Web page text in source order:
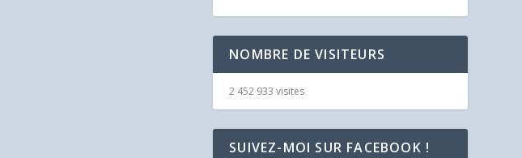
NOMBRE DE VISITEURS
2 452 933 visites
SUIVEZ-MOI SUR FACEBOOK !